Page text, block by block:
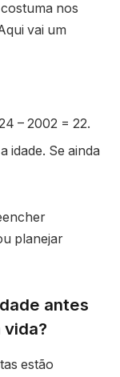
nos
vai um
– 2002 = 22.
idade. Se ainda
planejar
antes
estão